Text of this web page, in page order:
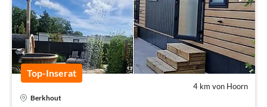
Top-Inserat
4 km von Hoorn
Berkhout